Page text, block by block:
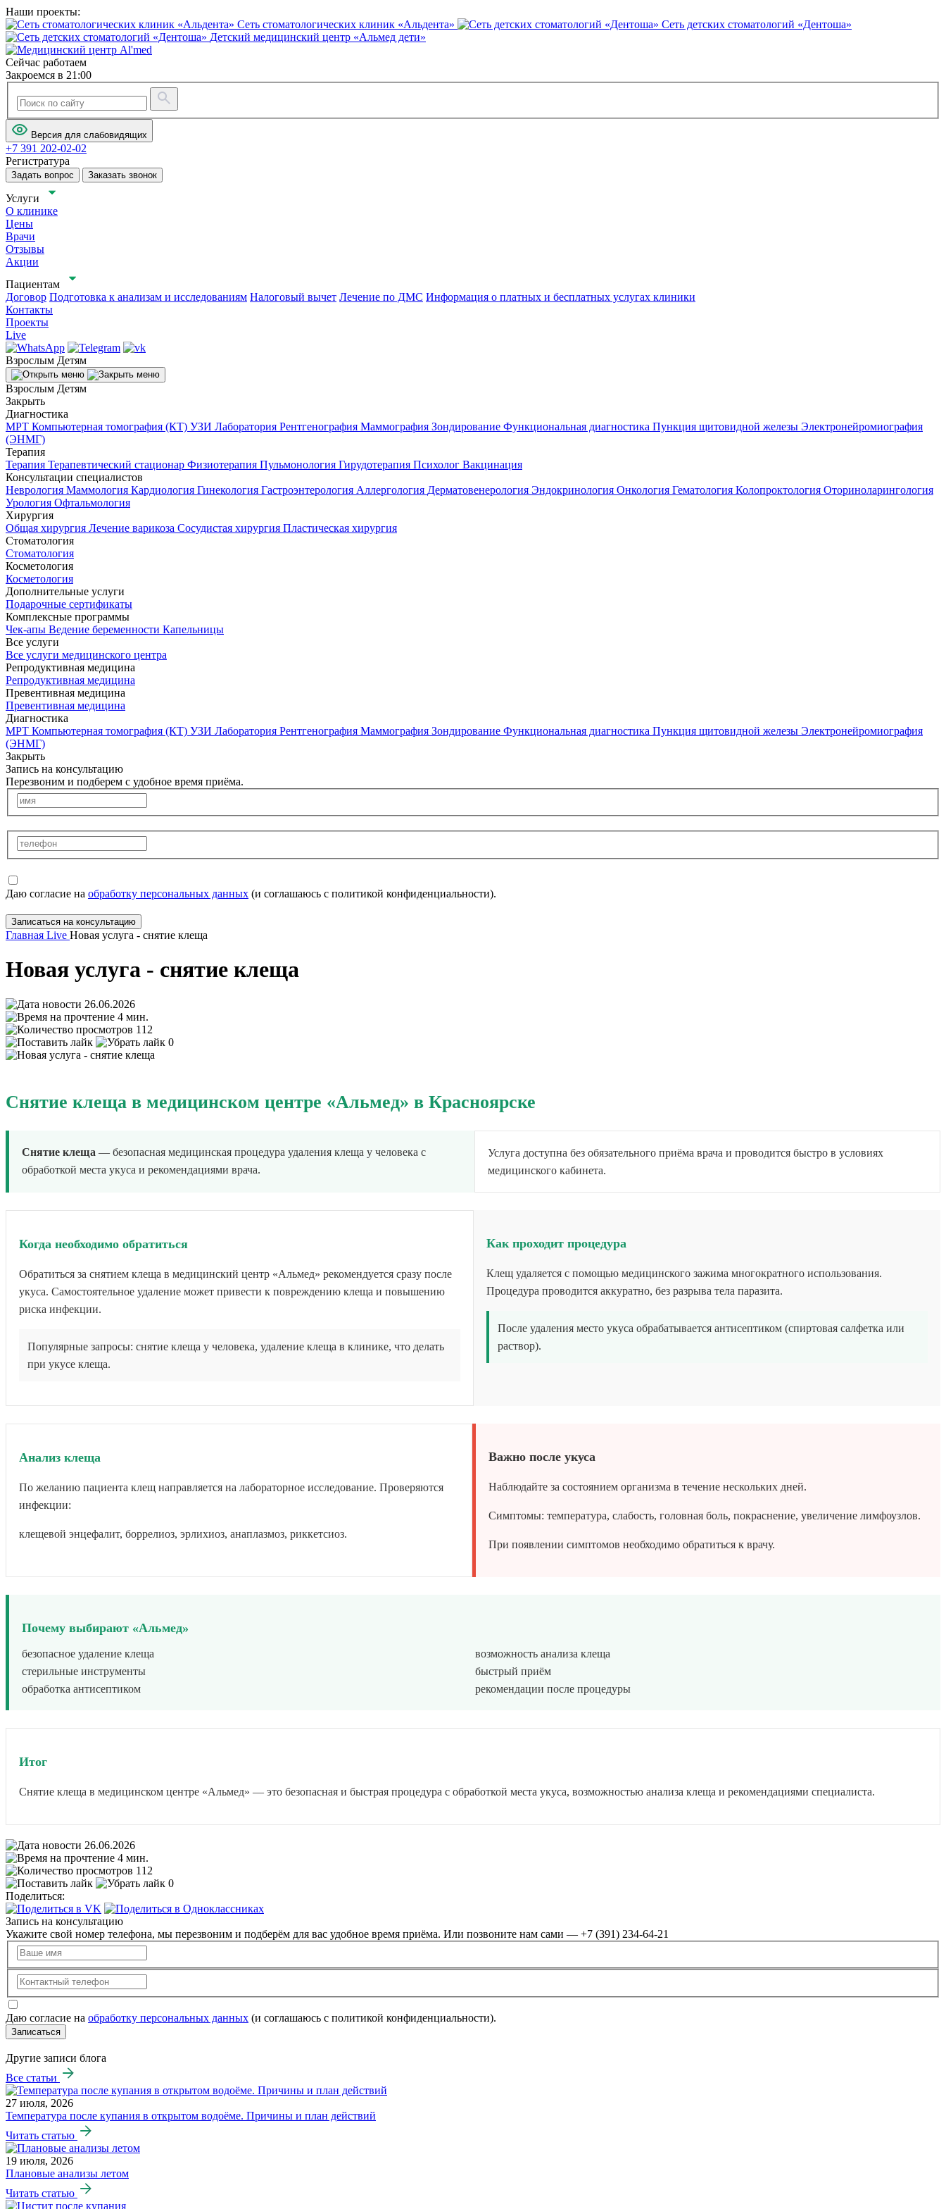
Наши проекты:
Сеть стоматологических клиник «Альдента»
Сеть детских стоматологий «Дентоша»
Детский медицинский центр «Альмед дети»
Сейчас работаем
Закроемся в 21:00
Версия для слабовидящих
+7 391 202-02-02
Регистратура
Задать вопрос Заказать звонок
Услуги
О клинике
Цены
Врачи
Отзывы
Акции
Пациентам
Договор Подготовка к анализам и исследованиям Налоговый вычет Лечение по ДМС Информация о платных и бесплатных услугах клиники
Контакты
Проекты
Live
Взрослым Детям
Взрослым Детям
Закрыть
Диагностика
МРТ Компьютерная томография (КТ) УЗИ Лаборатория Рентгенография Маммография Зондирование Функциональная диагностика Пункция щитовидной железы Электронейромиография
(ЭНМГ)
Терапия
Терапия Терапевтический стационар Физиотерапия Пульмонология Гирудотерапия Психолог Вакцинация
Консультации специалистов
Неврология Маммология Кардиология Гинекология Гастроэнтерология Аллергология Дерматовенерология Эндокринология Онкология Гематология Колопроктология Оториноларингология
Урология Офтальмология
Хирургия
Общая хирургия Лечение варикоза Сосудистая хирургия Пластическая хирургия
Стоматология
Стоматология
Косметология
Косметология
Дополнительные услуги
Подарочные сертификаты
Комплексные программы
Чек-апы Ведение беременности Капельницы
Все услуги
Все услуги медицинского центра
Репродуктивная медицина
Репродуктивная медицина
Превентивная медицина
Превентивная медицина
Диагностика
МРТ Компьютерная томография (КТ) УЗИ Лаборатория Рентгенография Маммография Зондирование Функциональная диагностика Пункция щитовидной железы Электронейромиография
(ЭНМГ)
Закрыть
Запись на консультацию
Перезвоним и подберем с удобное время приёма.
Даю согласие на обработку персональных данных (и соглашаюсь с политикой конфиденциальности).
Записаться на консультацию
Главная Live Новая услуга - снятие клеща
Новая услуга - снятие клеща
26.06.2026
4 мин.
112
0
Снятие клеща в медицинском центре «Альмед» в Красноярске
Снятие клеща — безопасная медицинская процедура удаления клеща у человека с
обработкой места укуса и рекомендациями врача.
Услуга доступна без обязательного приёма врача и проводится быстро в условиях
медицинского кабинета.
Когда необходимо обратиться
Обратиться за снятием клеща в медицинский центр «Альмед» рекомендуется сразу после
укуса. Самостоятельное удаление может привести к повреждению клеща и повышению
риска инфекции.
Популярные запросы: снятие клеща у человека, удаление клеща в клинике, что делать
при укусе клеща.
Как проходит процедура
Клещ удаляется с помощью медицинского зажима многократного использования.
Процедура проводится аккуратно, без разрыва тела паразита.
После удаления место укуса обрабатывается антисептиком (спиртовая салфетка или
раствор).
Анализ клеща
По желанию пациента клещ направляется на лабораторное исследование. Проверяются
инфекции:
клещевой энцефалит, боррелиоз, эрлихиоз, анаплазмоз, риккетсиоз.
Важно после укуса
Наблюдайте за состоянием организма в течение нескольких дней.
Симптомы: температура, слабость, головная боль, покраснение, увеличение лимфоузлов.
При появлении симптомов необходимо обратиться к врачу.
Почему выбирают «Альмед»
безопасное удаление клеща
стерильные инструменты
обработка антисептиком
возможность анализа клеща
быстрый приём
рекомендации после процедуры
Итог
Снятие клеща в медицинском центре «Альмед» — это безопасная и быстрая процедура с обработкой места укуса, возможностью анализа клеща и рекомендациями специалиста.
26.06.2026
4 мин.
112
0
Поделиться:
Запись на консультацию
Укажите свой номер телефона, мы перезвоним и подберём для вас удобное время приёма. Или позвоните нам сами — +7 (391) 234-64-21
Даю согласие на обработку персональных данных (и соглашаюсь с политикой конфиденциальности).
Записаться
Другие записи блога
Все статьи
27 июля, 2026
Температура после купания в открытом водоёме. Причины и план действий
Читать статью
19 июля, 2026
Плановые анализы летом
Читать статью